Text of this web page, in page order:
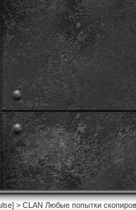
> CLAN Любые попытки